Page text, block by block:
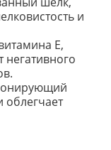
и
Е,
облегчает